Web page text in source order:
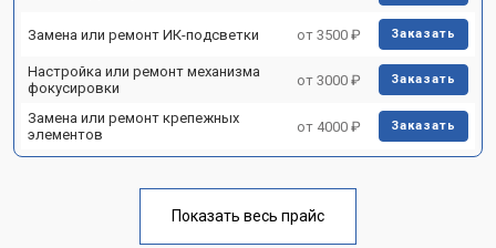
Замена или ремонт ИК-подсветки от 3500 ₽ Заказать
Настройка или ремонт механизма
фокусировки
от 3000 ₽ Заказать
Замена или ремонт крепежных
элементов
от 4000 ₽ Заказать
Показать весь прайс